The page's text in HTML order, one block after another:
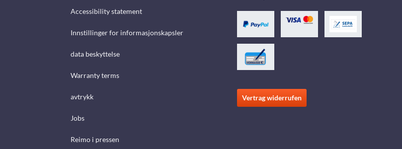
Accessibility statement
Innstillinger for informasjonskapsler
data beskyttelse
Warranty terms
avtrykk
Jobs
Reimo i pressen
Vertrag widerrufen